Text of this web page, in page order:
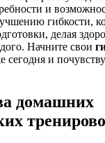
и
гибкости,
делая
Начните свои
сегодня и
домашних